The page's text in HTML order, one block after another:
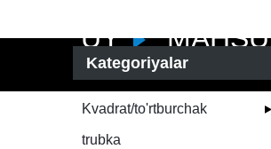
UY
Kategoriyalar
Kvadrat/to'rtburchak
trubka